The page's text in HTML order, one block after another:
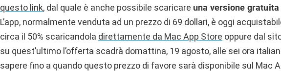
questo link, dal quale è anche possibile scaricare una versione gratuita
L’app, normalmente venduta ad un prezzo di 69 dollari, è oggi
circa il 50% scaricandola direttamente da Mac App Store oppure dal
su quest’ultimo l’offerta scadrà domattina, 19 agosto, alle sei ora
sapere fino a quando questo prezzo di favore sarà disponibile sul Mac